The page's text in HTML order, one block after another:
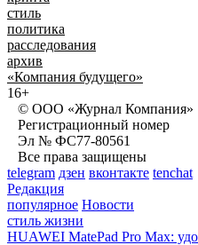
стиль
политика
расследования
архив
«Компания будущего»
16+
© ООО «Журнал Компания»
Регистрационный номер
Эл № ФС77-80561
Все права защищены
telegram дзен вконтакте tenchat
Редакция
популярное Новости
стиль жизни
HUAWEI MatePad Pro Max: